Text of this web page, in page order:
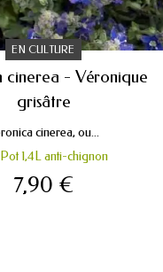
EN CULTURE
cinerea - Véronique
grisâtre
cinerea, ou...
Pot 1,4L anti-chignon
7,90 €